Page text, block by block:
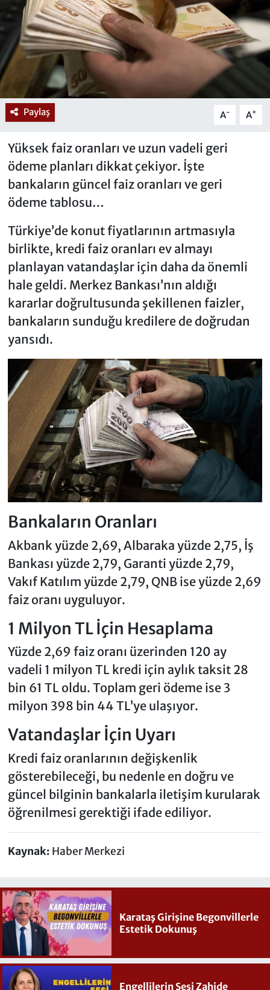
Paylaş A- A+
Yüksek faiz oranları ve uzun vadeli geri
ödeme planları dikkat çekiyor. İşte
bankaların güncel faiz oranları ve geri
ödeme tablosu…
Türkiye’de konut fiyatlarının artmasıyla
birlikte, kredi faiz oranları ev almayı
planlayan vatandaşlar için daha da önemli
hale geldi. Merkez Bankası’nın aldığı
kararlar doğrultusunda şekillenen faizler,
bankaların sunduğu kredilere de doğrudan
yansıdı.
Bankaların Oranları
Akbank yüzde 2,69, Albaraka yüzde 2,75, İş
Bankası yüzde 2,79, Garanti yüzde 2,79,
Vakıf Katılım yüzde 2,79, QNB ise yüzde 2,69
faiz oranı uyguluyor.
1 Milyon TL İçin Hesaplama
Yüzde 2,69 faiz oranı üzerinden 120 ay
vadeli 1 milyon TL kredi için aylık taksit 28
bin 61 TL oldu. Toplam geri ödeme ise 3
milyon 398 bin 44 TL’ye ulaşıyor.
Vatandaşlar İçin Uyarı
Kredi faiz oranlarının değişkenlik
gösterebileceği, bu nedenle en doğru ve
güncel bilginin bankalarla iletişim kurularak
öğrenilmesi gerektiği ifade ediliyor.
Kaynak: Haber Merkezi
Karataş Girişine Begonvillerle
Estetik Dokunuş
Engellilerin Sesi Zahide